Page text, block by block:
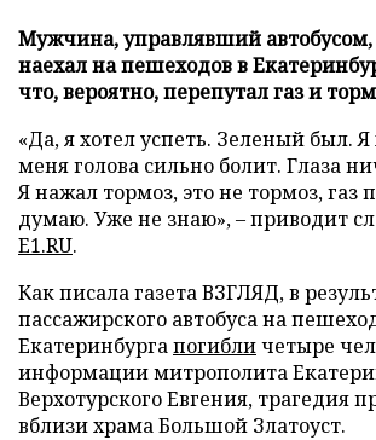
Мужчина, управлявший
наехал на пешеходов в
что, вероятно, перепутал газ и
«Да, я хотел успеть. Зеленый был. Я
меня голова сильно болит. Глаза
Я нажал тормоз, это не тормоз, газ
думаю. Уже не знаю», – приводит
E1.RU.
Как писала газета ВЗГЛЯД, в
пассажирского автобуса на
Екатеринбургапогибличетыре
информации митрополита
Верхотурского Евгения, трагедия
вблизи храма Большой Златоуст.